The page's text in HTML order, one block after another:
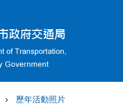
歷年活動照片